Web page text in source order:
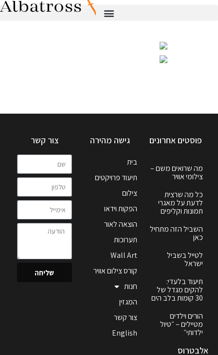
פוסטים אחרונים
מה שרואים משם –
צילומי אוויר
כל מה שרצית
לדעת על מאגרי
תמונות וקליפים
השביל הזה מתחיל
כאן
לטייל בשביל
ישראל
תיעוד בלעדי:
להקים מגדל של
30 קומות בלב הים
הורים וילדים
מטיילים – ״טיול
ילדותי״
גישה מהירה
בית
תיעוד פרויקטים
צילום
הפקות וידאו
הוצאה לאור
תערוכות
Wall Art
קורס צילום אוויר
חנות
המגזין
צור קשר
English
צור קשר
שליחה
אלבטרוס